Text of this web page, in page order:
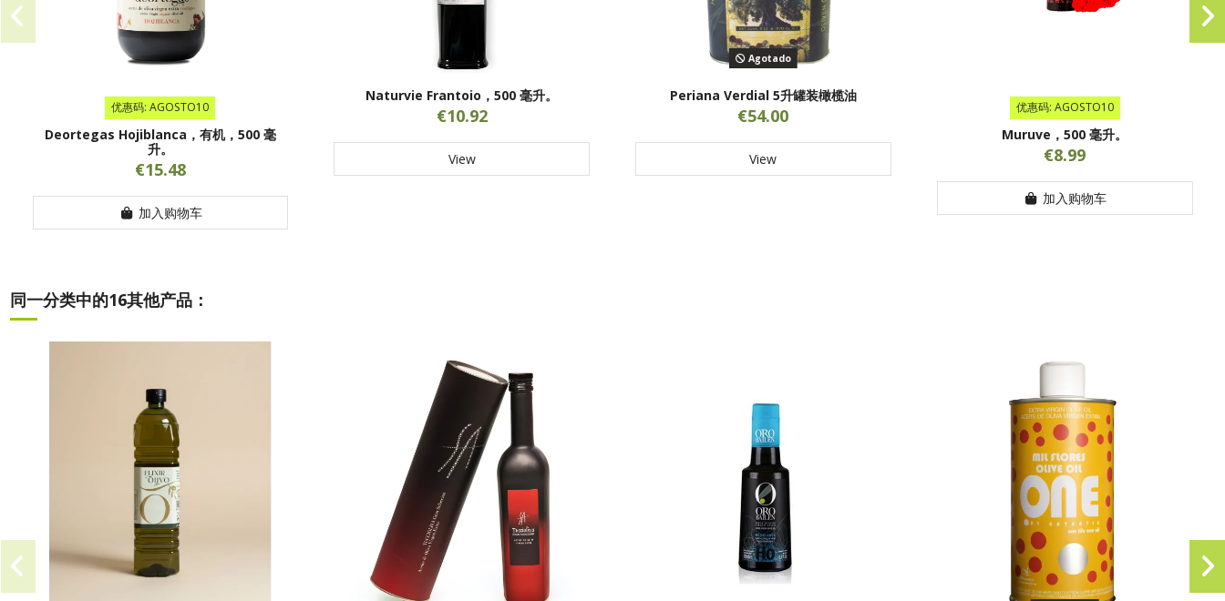
优惠码: AGOSTO10
Deortegas Hojiblanca，有机，500 毫
升。
€15.48
加入购物车
Naturvie Frantoio，500 毫升。
€10.92
View
Agotado
Periana Verdial 5升罐装橄榄油
€54.00
View
优惠码: AGOSTO10
Muruve，500 毫升。
€8.99
加入购物车
同一分类中的16其他产品：